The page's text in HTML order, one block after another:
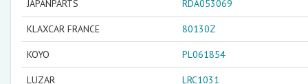
JAPANPARTS RDA053069
KLAXCAR FRANCE 80130Z
KOYO PL061854
LUZAR LRC1031